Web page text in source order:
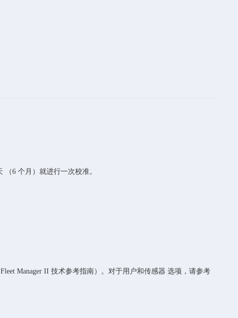
（6 个月）就进行一次校准。
Manager II 技术参考指南）。对于用户和传感器 选项，请参考